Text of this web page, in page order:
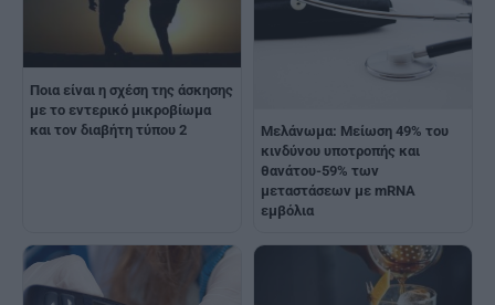
Ποια είναι η σχέση της άσκησης
με το εντερικό μικροβίωμα
και τον διαβήτη τύπου 2
Μελάνωμα: Μείωση 49% του
κινδύνου υποτροπής και
θανάτου-59% των
μεταστάσεων με mRNA
εμβόλια